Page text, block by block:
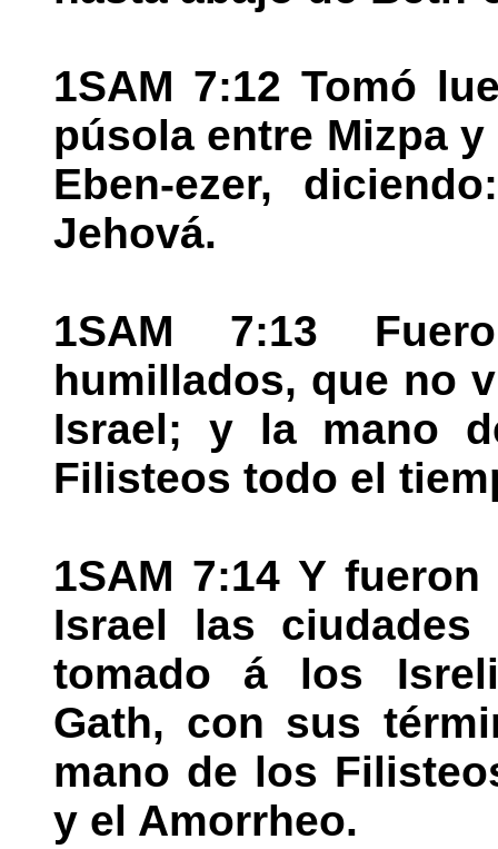
1SAM 7:12 Tomó
púsola entre Mizpa
Eben-ezer,
Jehová.
1SAM 7:13
humillados, que no
Israel; y la mano
Filisteos todo el
1SAM 7:14 Y
Israel las
tomado á los
Gath, con sus
mano de los
y el Amorrheo.